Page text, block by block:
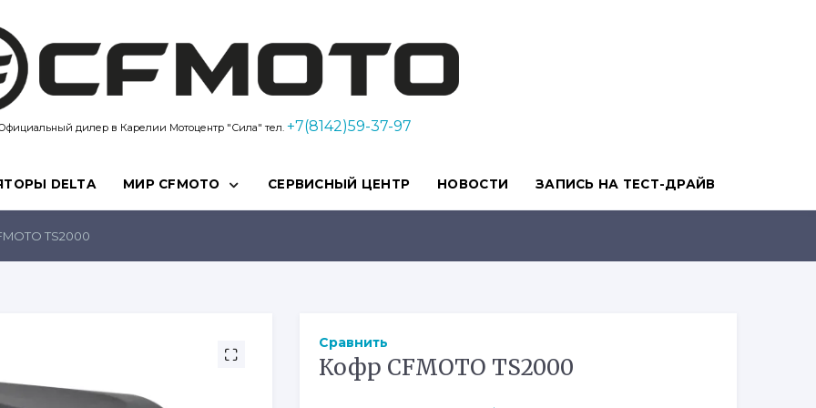
дилер в Карелии Мотоцентр "Сила" тел. +7(8142)59-37-97
DELTA МИР CFMOTO СЕРВИСНЫЙ ЦЕНТР НОВОСТИ ЗАПИСЬ НА ТЕСТ-ДРАЙВ
TS2000
Кофр CFMOTO TS2000
Сравнить